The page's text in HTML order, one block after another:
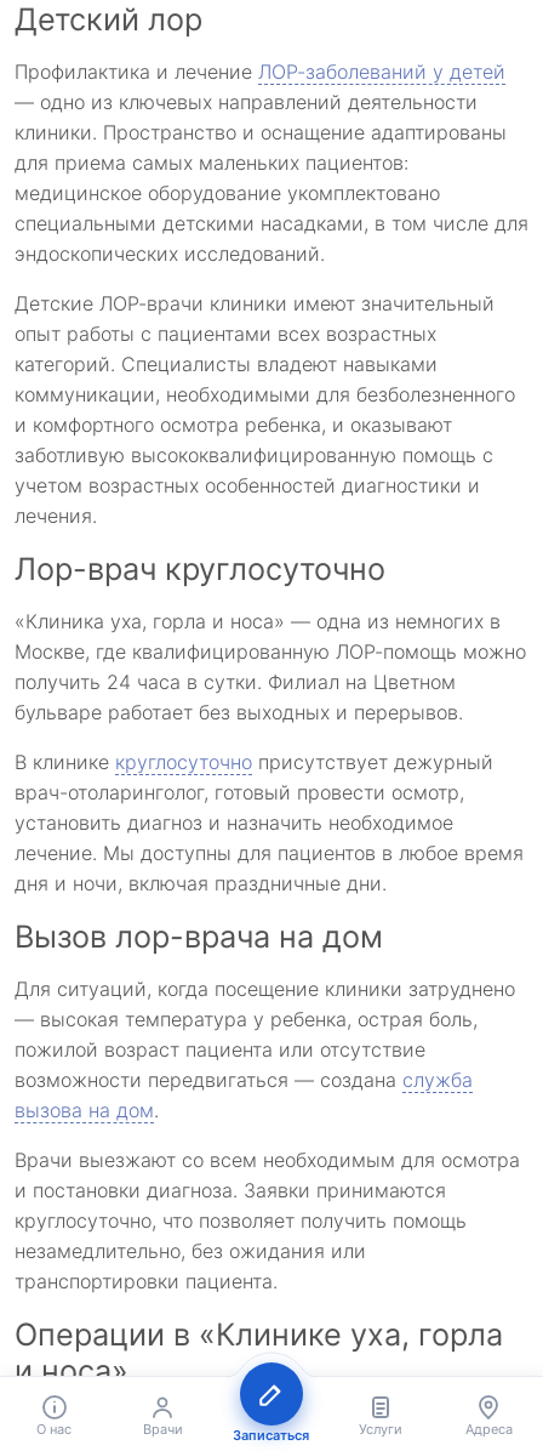
Детский лор
Профилактика и лечение ЛОР-заболеваний у детей
— одно из ключевых направлений деятельности
клиники. Пространство и оснащение адаптированы
для приема самых маленьких пациентов:
медицинское оборудование укомплектовано
специальными детскими насадками, в том числе для
эндоскопических исследований.
Детские ЛОР-врачи клиники имеют значительный
опыт работы с пациентами всех возрастных
категорий. Специалисты владеют навыками
коммуникации, необходимыми для безболезненного
и комфортного осмотра ребенка, и оказывают
заботливую высококвалифицированную помощь с
учетом возрастных особенностей диагностики и
лечения.
Лор-врач круглосуточно
«Клиника уха, горла и носа» — одна из немногих в
Москве, где квалифицированную ЛОР-помощь можно
получить 24 часа в сутки. Филиал на Цветном
бульваре работает без выходных и перерывов.
В клинике круглосуточно присутствует дежурный
врач-отоларинголог, готовый провести осмотр,
установить диагноз и назначить необходимое
лечение. Мы доступны для пациентов в любое время
дня и ночи, включая праздничные дни.
Вызов лор-врача на дом
Для ситуаций, когда посещение клиники затруднено
— высокая температура у ребенка, острая боль,
пожилой возраст пациента или отсутствие
возможности передвигаться — создана служба
вызова на дом.
Врачи выезжают со всем необходимым для осмотра
и постановки диагноза. Заявки принимаются
круглосуточно, что позволяет получить помощь
незамедлительно, без ожидания или
транспортировки пациента.
Операции в «Клинике уха, горла
и носа»
Хирургическое направлениеохватывает все
О нас Врачи Записаться Услуги Адреса